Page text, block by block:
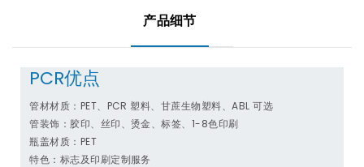
产品细节
PCR优点
管材材质：PET、PCR 塑料、甘蔗生物塑料、ABL 可选
管装饰：胶印、丝印、烫金、标签、1-8色印刷
瓶盖材质：PET
特色：标志及印刷定制服务